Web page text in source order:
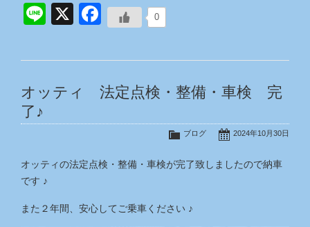
0
Line
X Facebook
オッティ 法定点検・整備・車検 完
了♪
2024年10月30日
ブログ
オッティの法定点検・整備・車検が完了致しましたので納車
です ♪
また２年間、安心してご乗車ください ♪